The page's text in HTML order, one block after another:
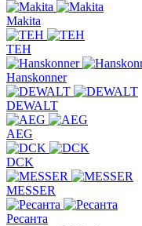
Makita
TEH
Hanskonner
DEWALT
AEG
DCK
MESSER
Ресанта